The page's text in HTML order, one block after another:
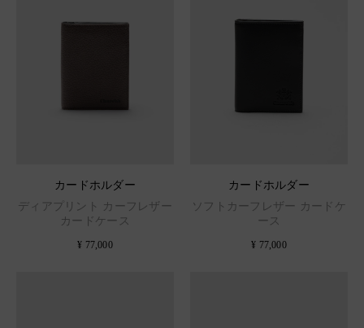
カードホルダー
ディアプリント カーフレザー
カードケース
¥ 77,000
カードホルダー
ソフトカーフレザー カードケ
ース
¥ 77,000